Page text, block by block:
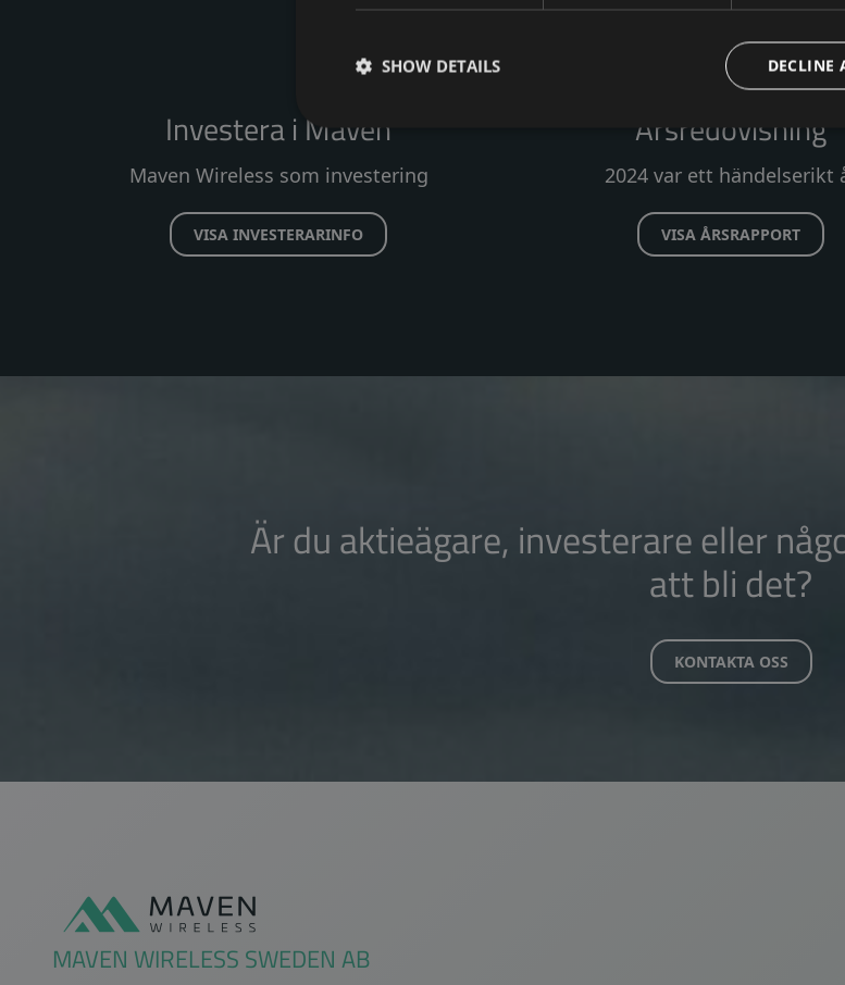
Investera i Maven
Maven Wireless som investering
VISA INVESTERARINFO
Årsredovisning
2024 var ett händelserikt
VISA ÅRSRAPPORT
Är du aktieägare, investerare eller
att bli det?
KONTAKTA OSS
MAVEN WIRELESS SWEDEN AB
DECLINE
SHOW DETAILS